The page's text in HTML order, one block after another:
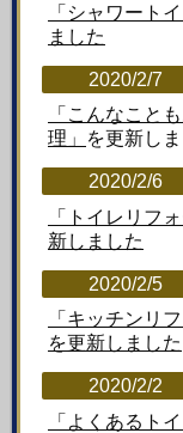
「シャワート
ました
2020/2/7
「こんなこと
理 」 を更新し
2020/2/6
「トイレリフ
新しました
2020/2/5
「キッチンリ
を更新しました
2020/2/2
「よくあるト